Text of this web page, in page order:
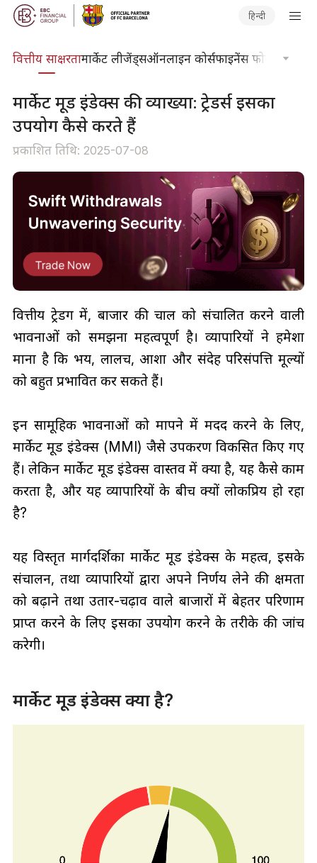
हिन्दी
वित्तीय साक्षरतामार्केट लीजेंड्सऑनलाइन कोर्सफाइनेंस फोकस
मार्केट मूड इंडेक्स की व्याख्या: ट्रेडर्स इसका
उपयोग कैसे करते हैं
प्रकाशित तिथि: 2025-07-08
वित्तीय ट्रेडिंग में, बाजार की चाल को संचालित करने वाली
भावनाओं को समझना महत्वपूर्ण है। व्यापारियों ने हमेशा
माना है कि भय, लालच, आशा और संदेह परिसंपत्ति मूल्यों
को बहुत प्रभावित कर सकते हैं।
इन सामूहिक भावनाओं को मापने में मदद करने के लिए,
मार्केट मूड इंडेक्स (MMI) जैसे उपकरण विकसित किए गए
हैं। लेकिन मार्केट मूड इंडेक्स वास्तव में क्या है, यह कैसे काम
करता है, और यह व्यापारियों के बीच क्यों लोकप्रिय हो रहा
है?
यह विस्तृत मार्गदर्शिका मार्केट मूड इंडेक्स के महत्व, इसके
संचालन, तथा व्यापारियों द्वारा अपने निर्णय लेने की क्षमता
को बढ़ाने तथा उतार-चढ़ाव वाले बाजारों में बेहतर परिणाम
प्राप्त करने के लिए इसका उपयोग करने के तरीके की जांच
करेगी।
मार्केट मूड इंडेक्स क्या है?